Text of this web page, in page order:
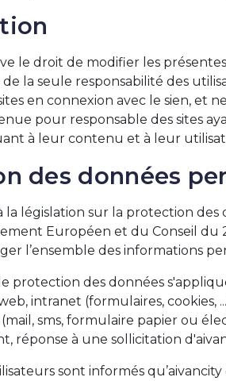
le droit de modifier les
de la seule responsabilité des
en connexion avec le sien, et
pour responsable des sites
à leur contenu et à leur
des données
législation sur la protection
Européen et du Conseil du
l’ensemble des informations
protection des données
web, intranet (formulaires,
sms, formulaire papier ou
réponse à une sollicitation
sont informés